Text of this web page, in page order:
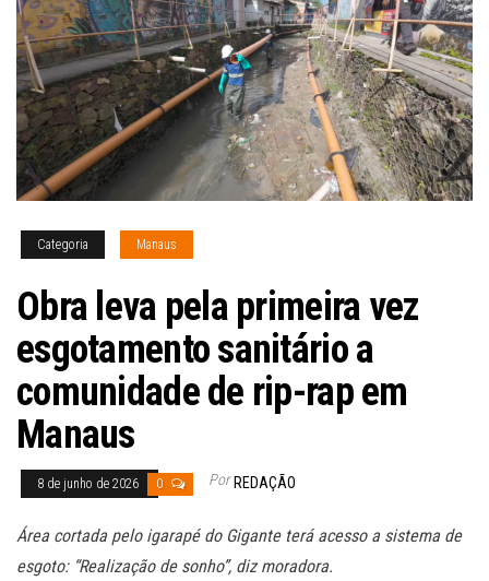
Categoria Manaus
Obra leva pela primeira vez
esgotamento sanitário a
comunidade de rip-rap em
Manaus
8 de junho de 2026 0 Por REDAÇÃO
Área cortada pelo igarapé do Gigante terá acesso a sistema de
esgoto: “Realização de sonho”, diz moradora.